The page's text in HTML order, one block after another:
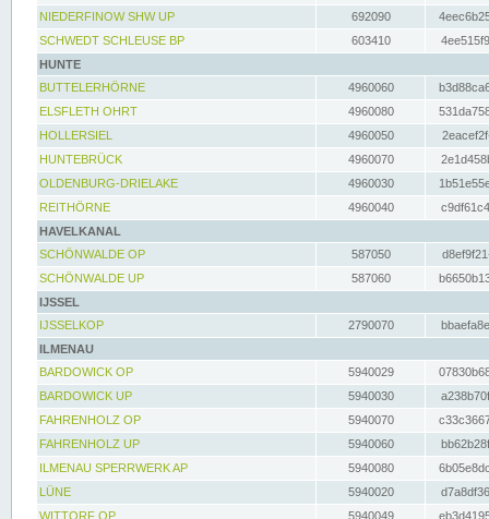
NIEDERFINOW SHW UP
692090
SCHWEDT SCHLEUSE BP
603410
HUNTE
BUTTELERHÖRNE
4960060
ELSFLETH OHRT
4960080
HOLLERSIEL
4960050
HUNTEBRÜCK
4960070
OLDENBURG-DRIELAKE
4960030
REITHÖRNE
4960040
HAVELKANAL
SCHÖNWALDE OP
587050
SCHÖNWALDE UP
587060
IJSSEL
IJSSELKOP
2790070
ILMENAU
BARDOWICK OP
5940029
BARDOWICK UP
5940030
FAHRENHOLZ OP
5940070
FAHRENHOLZ UP
5940060
ILMENAU SPERRWERK AP
5940080
LÜNE
5940020
WITTORF OP
5940049